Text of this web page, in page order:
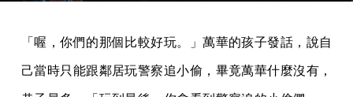
「喔，你們的那個比較好玩。」萬華的孩子發話，說自
己當時只能跟鄰居玩警察追小偷，畢竟萬華什麼沒有，